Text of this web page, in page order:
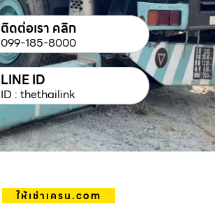
ติดต่อเรา คลิก
099-185-8000
LINE ID
ID : thethailink
ให้เช่าเครน.com